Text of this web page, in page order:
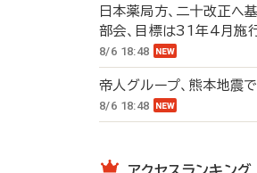
日本薬局方、二十改正
部会、目標は31年4月施
8/6 18:48
帝人グループ、熊本地
8/6 18:48